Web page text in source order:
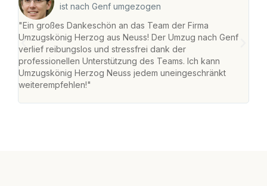
ist nach Genf umgezogen
"Ein großes Dankeschön an das Team der Firma
Umzugskönig Herzog aus Neuss! Der Umzug nach Genf
verlief reibungslos und stressfrei dank der
professionellen Unterstützung des Teams. Ich kann
Umzugskönig Herzog Neuss jedem uneingeschränkt
weiterempfehlen!"